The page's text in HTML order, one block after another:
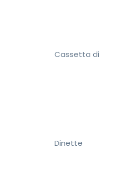
Cassetta di
Dinette